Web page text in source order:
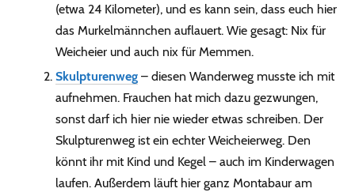
(etwa 24 Kilometer), und es kann sein, dass euch hier
das Murkelmännchen auflauert. Wie gesagt: Nix für
Weicheier und auch nix für Memmen.
Skulpturenweg – diesen Wanderweg musste ich mit
aufnehmen. Frauchen hat mich dazu gezwungen,
sonst darf ich hier nie wieder etwas schreiben. Der
Skulpturenweg ist ein echter Weicheierweg. Den
könnt ihr mit Kind und Kegel – auch im Kinderwagen
laufen. Außerdem läuft hier ganz Montabaur am